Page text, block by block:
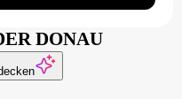
DONAU